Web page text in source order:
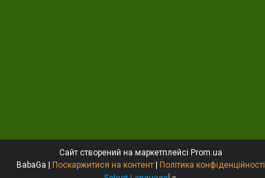
Сайт створений на маркетплейсі Prom.ua
BabaGa | Поскаржитися на контент | Політика конфіденційності